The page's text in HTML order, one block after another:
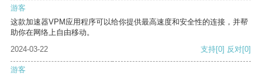
游客
这款加速器VPM应用程序可以给你提供最高速度和安全性的连接，并帮
助你在网络上自由移动。
2024-03-22
支持[0] 反对[0]
游客